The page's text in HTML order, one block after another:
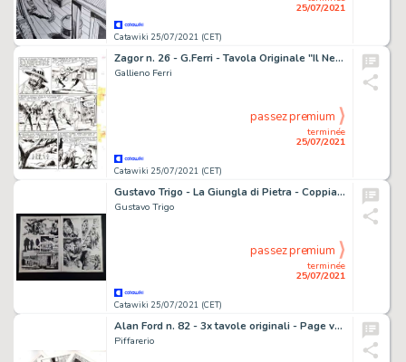
Catawiki 25/07/2021 (CET)
25/07/2021
Zagor n. 26 - G.Ferri - Tavola Originale "Il Nemico nell'ombra" Prof. Verybad - Page volante - Exemplaire unique - (1967)
Gallieno Ferri
Catawiki 25/07/2021 (CET)
terminée
25/07/2021
passez premium
Gustavo Trigo - La Giungla di Pietra - Coppia di Tavole Consecutive - Page volante - Exemplaire unique
Gustavo Trigo
Catawiki 25/07/2021 (CET)
terminée
25/07/2021
passez premium
Alan Ford n. 82 - 3x tavole originali - Page volante
Piffarerio